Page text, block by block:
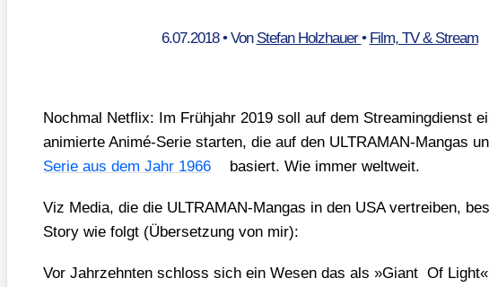
6.07.2018• Von Stefan Holzhauer• Film, TV & Stream
Noch­mal Net­flix: Im Früh­jahr 2019 soll auf dem Strea­ming­dienst
ani­mier­te Ani­mé-Serie star­ten, die auf den ULTRA­MAN-Man­gas
Serie aus dem Jahr 1966
basiert. Wie immer welt­weit.
Viz Media, die die ULTRA­MAN-Man­gas in den USA ver­trei­ben,
Sto­ry wie folgt (Über­set­zung von mir):
Vor Jahr­zehn­ten schloss sich ein Wesen das als »Giant Of